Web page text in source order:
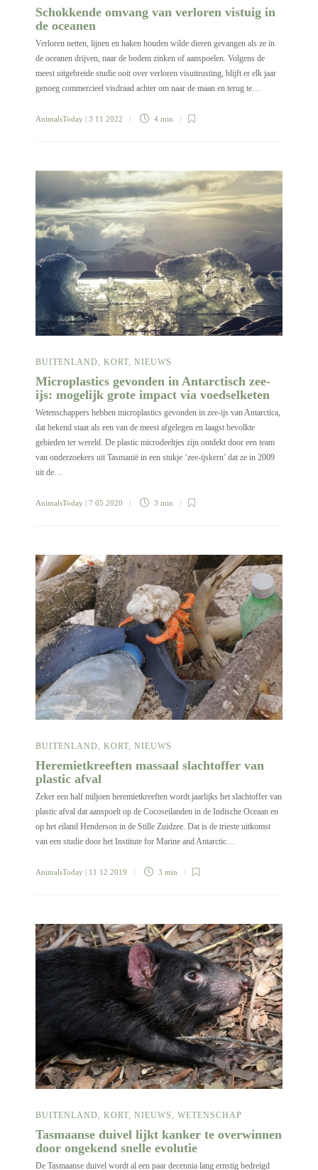
Schokkende omvang van verloren vistuig in
de oceanen
Verloren netten, lijnen en haken houden wilde dieren gevangen als ze in
de oceanen drijven, naar de bodem zinken of aanspoelen. Volgens de
meest uitgebreide studie ooit over verloren visuitrusting, blijft er elk jaar
genoeg commercieel visdraad achter om naar de maan en terug te…
AnimalsToday | 3 11 2022 4 min
BUITENLAND, KORT, NIEUWS
Microplastics gevonden in Antarctisch zee-
ijs: mogelijk grote impact via voedselketen
Wetenschappers hebben microplastics gevonden in zee-ijs van Antarctica,
dat bekend staat als een van de meest afgelegen en laagst bevolkte
gebieden ter wereld. De plastic microdeeltjes zijn ontdekt door een team
van onderzoekers uit Tasmanië in een stukje ‘zee-ijskern’ dat ze in 2009
uit de…
AnimalsToday | 7 05 2020 3 min
BUITENLAND, KORT, NIEUWS
Heremietkreeften massaal slachtoffer van
plastic afval
Zeker een half miljoen heremietkreeften wordt jaarlijks het slachtoffer van
plastic afval dat aanspoelt op de Cocoseilanden in de Indische Oceaan en
op het eiland Henderson in de Stille Zuidzee. Dat is de trieste uitkomst
van een studie door het Institute for Marine and Antarctic…
AnimalsToday | 11 12 2019 3 min
BUITENLAND, KORT, NIEUWS, WETENSCHAP
Tasmaanse duivel lijkt kanker te overwinnen
door ongekend snelle evolutie
De Tasmaanse duivel wordt al een paar decennia lang ernstig bedreigd